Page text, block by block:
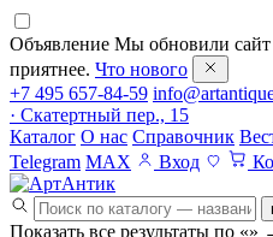
Объявление Мы обновили сайт
приятнее. Что нового
+7 495 657-84-59
· Скатертный пер., 15
Каталог О нас Справочник
Telegram MAX Вход
Показать все результаты по «»